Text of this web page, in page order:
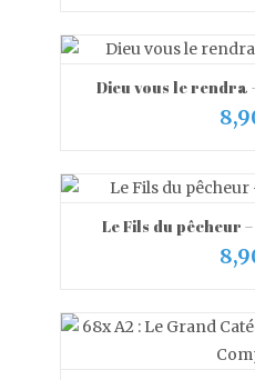
Dieu vous le rendra
Le Fils du pêcheur